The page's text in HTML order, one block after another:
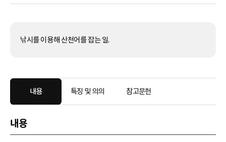
낚시를 이용해 산천어를 잡는 일.
내용 특징 및 의의 참고문헌
내용